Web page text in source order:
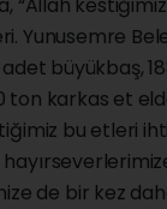
Yunusemre
adet büyükbaş,
ton karkas et
bu etleri
de bir kez